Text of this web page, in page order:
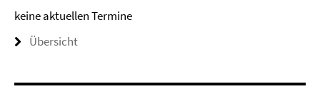
keine aktuellen Termine
Übersicht